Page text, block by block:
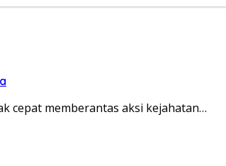
cepat memberantas aksi kejahatan…